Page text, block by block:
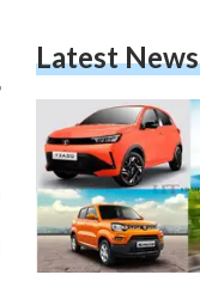
Latest News